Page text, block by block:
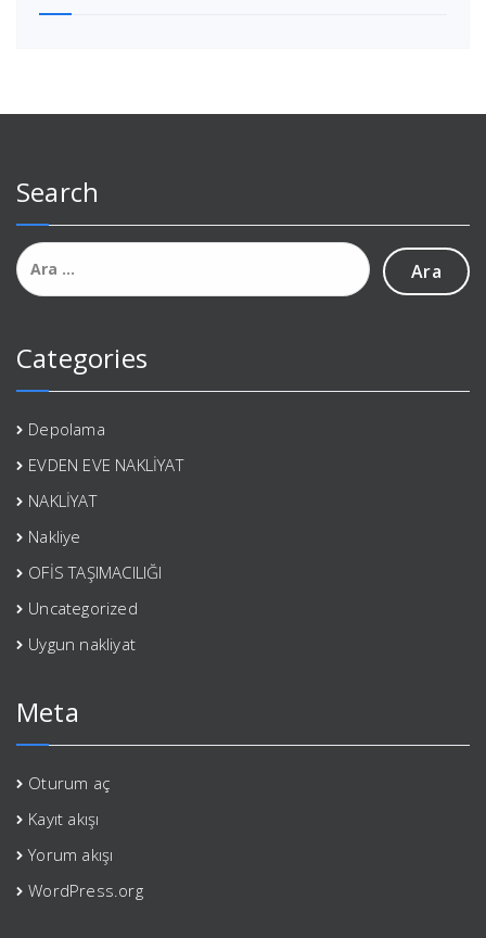
Search
Arama:
Categories
Depolama
EVDEN EVE NAKLİYAT
NAKLİYAT
Nakliye
OFİS TAŞIMACILIĞI
Uncategorized
Uygun nakliyat
Meta
Oturum aç
Kayıt akışı
Yorum akışı
WordPress.org